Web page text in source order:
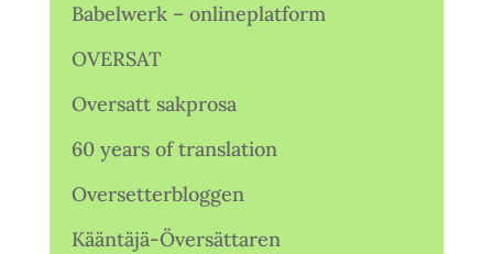
Babelwerk – onlineplatform
OVERSAT
Oversatt sakprosa
60 years of translation
Oversetterbloggen
Kääntäjä-Översättaren